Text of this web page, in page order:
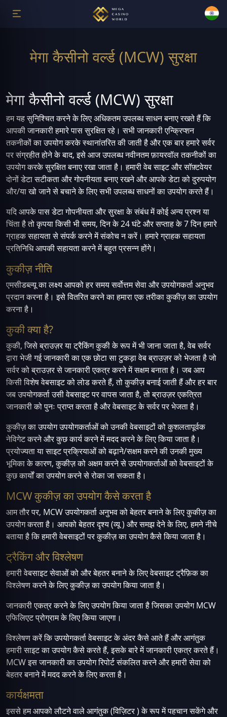
मेगा कैसीनो वर्ल्ड (MCW) सुरक्षा
मेगा कैसीनो वर्ल्ड (MCW) सुरक्षा
हम यह सुनिश्चित करने के लिए अधिकतम उपलब्ध साधन बनाए रखते हैं कि
आपकी जानकारी हमारे पास सुरक्षित रहे। सभी जानकारी एन्क्रिप्शन
तकनीकों का उपयोग करके स्थानांतरित की जाती है और एक बार हमारे सर्वर
पर संग्रहीत होने के बाद, इसे आज उपलब्ध नवीनतम फ़ायरवॉल तकनीकों का
उपयोग करके सुरक्षित बनाए रखा जाता है। हमारी वेब साइट और सॉफ़्टवेयर
दोनों डेटा सटीकता और गोपनीयता बनाए रखने और आपके डेटा को दुरुपयोग
और/या खो जाने से बचाने के लिए सभी उपलब्ध साधनों का उपयोग करते हैं।
यदि आपके पास डेटा गोपनीयता और सुरक्षा के संबंध में कोई अन्य प्रश्न या
चिंता है तो कृपया किसी भी समय, दिन के 24 घंटे और सप्ताह के 7 दिन हमारे
ग्राहक सहायता से संपर्क करने में संकोच न करें। हमारे ग्राहक सहायता
प्रतिनिधि आपकी सहायता करने में बहुत प्रसन्न होंगे।
कुकीज़ नीति
एमसीडब्ल्यू का लक्ष्य आपको हर समय सर्वोत्तम सेवा और उपयोगकर्ता अनुभव
प्रदान करना है। इसे वितरित करने का हमारा एक तरीका कुकीज़ का उपयोग
करना है।
कुकी क्या है?
कुकी, जिसे ब्राउज़र या ट्रैकिंग कुकी के रूप में भी जाना जाता है, वेब सर्वर
द्वारा भेजी गई जानकारी का एक छोटा सा टुकड़ा वेब ब्राउज़र को भेजता है जो
सर्वर को ब्राउज़र से जानकारी एकत्र करने में सक्षम बनाता है। जब आप
किसी विशेष वेबसाइट को लोड करते हैं, तो कुकीज़ बनाई जाती हैं और हर बार
जब उपयोगकर्ता उसी वेबसाइट पर वापस जाता है, तो ब्राउज़र एकत्रित
जानकारी को पुनः प्राप्त करता है और वेबसाइट के सर्वर पर भेजता है।
कुकीज़ का उपयोग उपयोगकर्ताओं को उनकी वेबसाइटों को कुशलतापूर्वक
नेविगेट करने और कुछ कार्य करने में मदद करने के लिए किया जाता है।
प्रयोज्यता या साइट प्रक्रियाओं को बढ़ाने/सक्षम करने की उनकी मुख्य
भूमिका के कारण, कुकीज़ को अक्षम करने से उपयोगकर्ताओं को वेबसाइटों के
कुछ कार्यों का उपयोग करने से रोका जा सकता है।
MCW कुकीज़ का उपयोग कैसे करता है
आम तौर पर, MCW उपयोगकर्ता अनुभव को बेहतर बनाने के लिए कुकीज़ का
उपयोग करता है। आपको बेहतर दृश्य (व्यू ) और समझ देने के लिए, हमने नीचे
बताया है कि हमारी वेबसाइटों पर कुकीज़ का उपयोग कैसे किया जाता है।
ट्रैकिंग और विश्लेषण
हमारी वेबसाइट सेवाओं को और बेहतर बनाने के लिए वेबसाइट ट्रैफ़िक का
विश्लेषण करने के लिए कुकीज़ का उपयोग किया जाता है।
जानकारी एकत्र करने के लिए उपयोग किया जाता है जिसका उपयोग MCW
एफिलिएट प्रोग्राम के लिए किया जाएगा।
विश्लेषण करें कि उपयोगकर्ता वेबसाइट के अंदर कैसे आते हैं और आगंतुक
हमारी साइट का उपयोग कैसे करते हैं, इसके बारे में जानकारी एकत्र करते हैं।
MCW इस जानकारी का उपयोग रिपोर्ट संकलित करने और हमारी सेवा को
बेहतर बनाने में मदद करने के लिए करता है।
कार्यक्षमता
इससे हम आपको लौटने वाले आगंतुक (विज़िटर ) के रूप में पहचान सकेंगे और